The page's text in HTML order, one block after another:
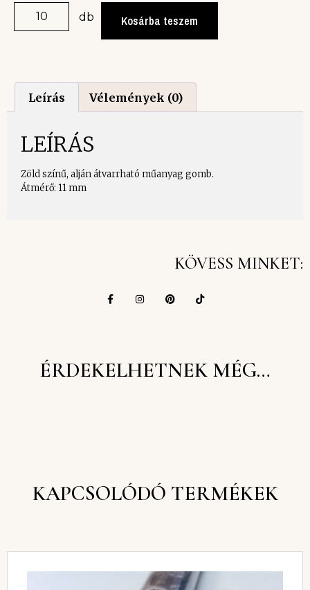
db Kosárba teszem
Leírás Vélemények (0)
LEÍRÁS
Zöld színű, alján átvarrható műanyag gomb.
Átmérő: 11 mm
KÖVESS MINKET:
ÉRDEKELHETNEK MÉG…
KAPCSOLÓDÓ TERMÉKEK